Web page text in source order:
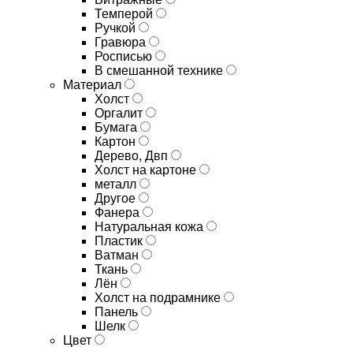
Темперой
Ручкой
Гравюра
Росписью
В смешанной технике
Материал
Холст
Оргалит
Бумага
Картон
Дерево, Двп
Холст на картоне
металл
Другое
Фанера
Натуральная кожа
Пластик
Ватман
Ткань
Лён
Холст на подрамнике
Панель
Шелк
Цвет